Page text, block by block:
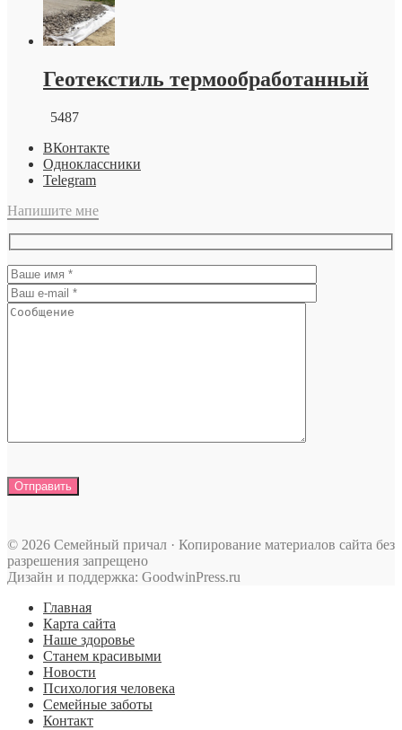
Геотекстиль термообработанный
5487
ВКонтакте
Одноклассники
Telegram
Напишите мне
© 2026 Семейный причал · Копирование материалов сайта без
разрешения запрещено
Дизайн и поддержка: GoodwinPress.ru
Главная
Карта сайта
Наше здоровье
Станем красивыми
Новости
Психология человека
Семейные заботы
Контакт